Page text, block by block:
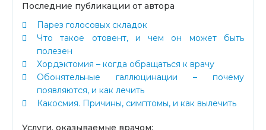
Последние публикации от автора
Парез голосовых складок
Что такое отовент, и чем он может быть
полезен
Хордэктомия – когда обращаться к врачу
Обонятельные галлюцинации – почему
появляются, и как лечить
Какосмия. Причины, симптомы, и как вылечить
Услуги, оказываемые врачом: